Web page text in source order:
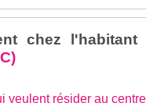
chez l'habitant
veulent résider au centre